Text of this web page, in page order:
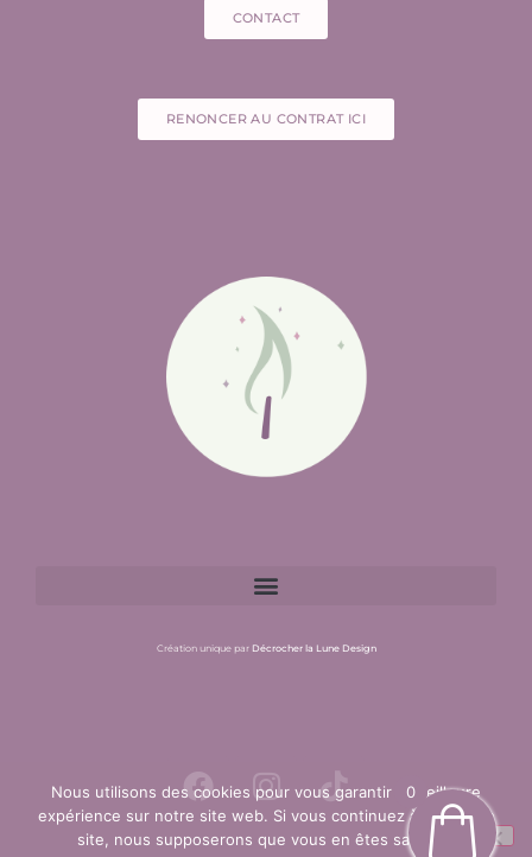
Création unique par Décrocher la Lune Design
CONTACT
RENONCER AU CONTRAT ICI
0
0
Nous utilisons des cookies pour vous garantir la meilleure
expérience sur notre site web. Si vous continuez à utiliser ce
site, nous supposerons que vous en êtes satisfait.